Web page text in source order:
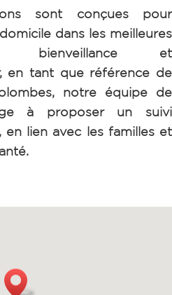
sont conçues pour
dans les meilleures
bienveillance et
en tant que référence de
notre équipe de
à proposer un suivi
en lien avec les familles et